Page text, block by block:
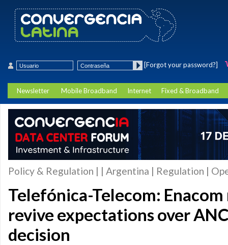
[Forgot your password?]
Newsletter Mobile Broadband Internet Fixed & Broadband
Policy & Regulation | | Argentina | Regulation |
Telefónica-Telecom:
revive expectations over
decision